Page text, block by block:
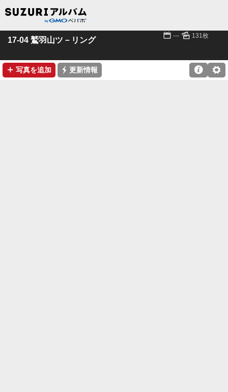
17-04 鷲羽山ツ－リング 📅 --- 🌄 131枚
➕ 写真を追加 ⚡ 更新情報 ⚙
